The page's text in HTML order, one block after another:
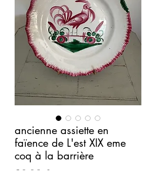
ancienne assiette en
faïence de L'est XIX eme
coq à la barrière
90,00 €